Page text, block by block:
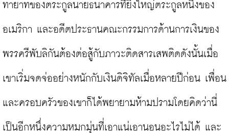
ทายาทของตระกูลนายธนาคารที่ยิ่งใหญ่ตระกูลหนึ่งของ
อเมริกา และอดีตประธานคณะกรรมการด้านการเงินของ
พรรครีพับลิกันต้องต่อสู้กับภาวะติดสารเสพติดดังนั้นเมื่อ
เขาเริ่มจดจ่ออย่างหนักกับเงินดิจิทัลเมื่อหลายปีก่อน เพื่อน
และครอบครัวของเขาก็ได้พยายามห้ามปรามโดยคิดว่านี่
เป็นอีกหนึ่งความหมกมุ่นที่เอาแน่เอานอนอะไรไม่ได้ และ